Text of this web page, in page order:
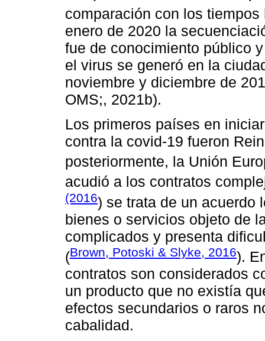
comparación con los tiempos
enero de 2020 la
fue de conocimiento público
el virus se generó en la
noviembre y diciembre de
OMS;, 2021b).
Los primeros países en
contra la covid-19 fueron
posteriormente, la Unión
acudió a los contratos
(2016) se trata de un acuerdo
bienes o servicios objeto de
complicados y presenta
(Brown, Potoski & Slyke, 2016).
contratos son considerados
un producto que no existía
efectos secundarios o raros
cabalidad.